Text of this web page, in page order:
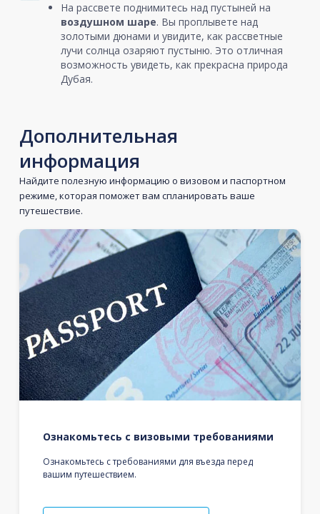
На рассвете поднимитесь над пустыней на
воздушном шаре. Вы проплывете над
золотыми дюнами и увидите, как рассветные
лучи солнца озаряют пустыню. Это отличная
возможность увидеть, как прекрасна природа
Дубая.
Дополнительная
информация
Найдите полезную информацию о визовом и паспортном
режиме, которая поможет вам спланировать ваше
путешествие.
Ознакомьтесь с визовыми требованиями
Ознакомьтесь с требованиями для въезда перед
вашим путешествием.